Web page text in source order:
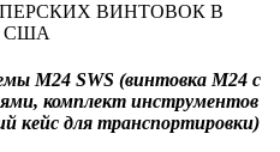
М24 SWS (винтовка М24 с
комплект инструментов
кейс для транспортировки)